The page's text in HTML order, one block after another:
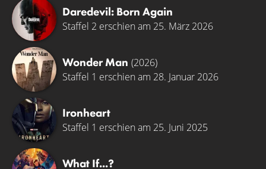
Daredevil: Born Again
Staffel 2 erschien am 25. März 2026
Wonder Man (2026)
Staffel 1 erschien am 28. Januar 2026
Ironheart
Staffel 1 erschien am 25. Juni 2025
What If...?